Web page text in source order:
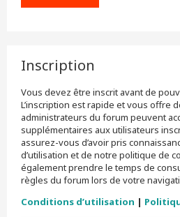
Inscription
Vous devez être inscrit avant de
L’inscription est rapide et vous offre
administrateurs du forum peuvent
supplémentaires aux utilisateurs
assurez-vous d’avoir pris
d’utilisation et de notre politique de
également prendre le temps de
règles du forum lors de votre
Conditions d’utilisation |